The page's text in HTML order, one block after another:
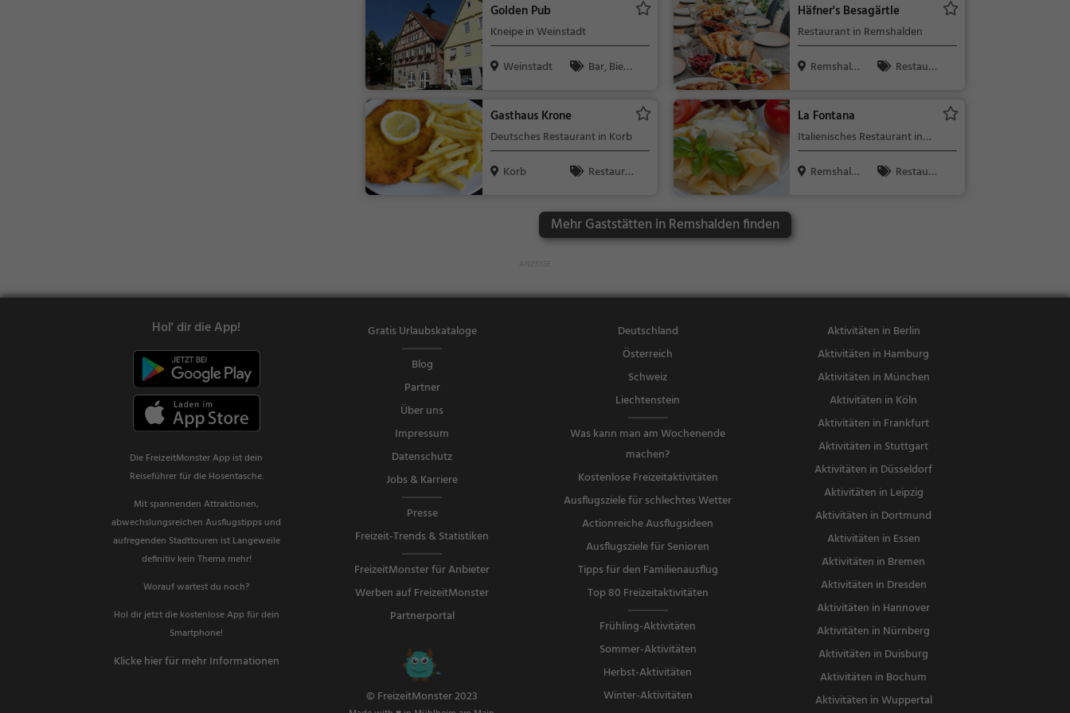
üche, Deutsc
sen, Regional
küche, Deuts
Golden Pub
Kneipe in Weinstadt
Weinstadt
Bar, Bier,
Häfner's Besagärtle
Restaurant in Remshalden
Remshald
Restaura
Gasthaus Krone
Deutsches Restaurant in Korb
Korb
Restaura
Mittagessen,
Abendessen,
Europäisch
La Fontana
Italienisches Restaurant in
Remshalden
Remshald
Restaura
Mediterran,
hen, Frühstü
ck, Gebäck /
Teigwaren,
Meeresfrüch
te, Fisch
Mehr Gaststätten in Remshalden finden
Hol' dir die App!
Die FreizeitMonster App ist dein
Reiseführer für die Hosentasche.
Mit spannenden Attraktionen,
abwechslungsreichen Ausflugstipps und
aufregenden Stadttouren ist Langeweile
definitiv kein Thema mehr!
Worauf wartest du noch?
Hol dir jetzt die kostenlose App für dein
Smartphone!
Klicke hier für mehr Informationen
Gratis Urlaubskataloge
Blog
Partner
Über uns
Impressum
Datenschutz
Jobs & Karriere
Presse
Freizeit-Trends & Statistiken
FreizeitMonster für Anbieter
Werben auf FreizeitMonster
Partnerportal
© FreizeitMonster 2023
Deutschland
Österreich
Schweiz
Liechtenstein
Was kann man am Wochenende
machen?
Kostenlose Freizeitaktivitäten
Ausflugsziele für schlechtes Wetter
Actionreiche Ausflugsideen
Ausflugsziele für Senioren
Tipps für den Familienausflug
Top 80 Freizeitaktivitäten
Frühling-Aktivitäten
Sommer-Aktivitäten
Herbst-Aktivitäten
Winter-Aktivitäten
Aktivitäten in Berlin
Aktivitäten in Hamburg
Aktivitäten in München
Aktivitäten in Köln
Aktivitäten in Frankfurt
Aktivitäten in Stuttgart
Aktivitäten in Düsseldorf
Aktivitäten in Leipzig
Aktivitäten in Dortmund
Aktivitäten in Essen
Aktivitäten in Bremen
Aktivitäten in Dresden
Aktivitäten in Hannover
Aktivitäten in Nürnberg
Aktivitäten in Duisburg
Aktivitäten in Bochum
Aktivitäten in Wuppertal